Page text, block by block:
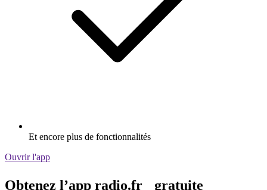
Et encore plus de fonctionnalités
Ouvrir l'app
Obtenez l’app radio.fr gratuite